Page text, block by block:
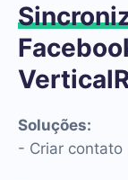
Soluções:
- Criar contato